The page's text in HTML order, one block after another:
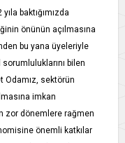
baktığımızda
önünün açılmasına
bu yana üyeleriyle
bilen
Odamız, sektörün
imkan
zor dönemlere rağmen
önemli katkılar